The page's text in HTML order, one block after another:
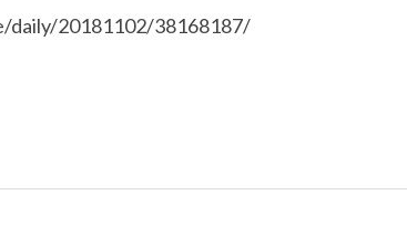
daily/20181102/38168187/